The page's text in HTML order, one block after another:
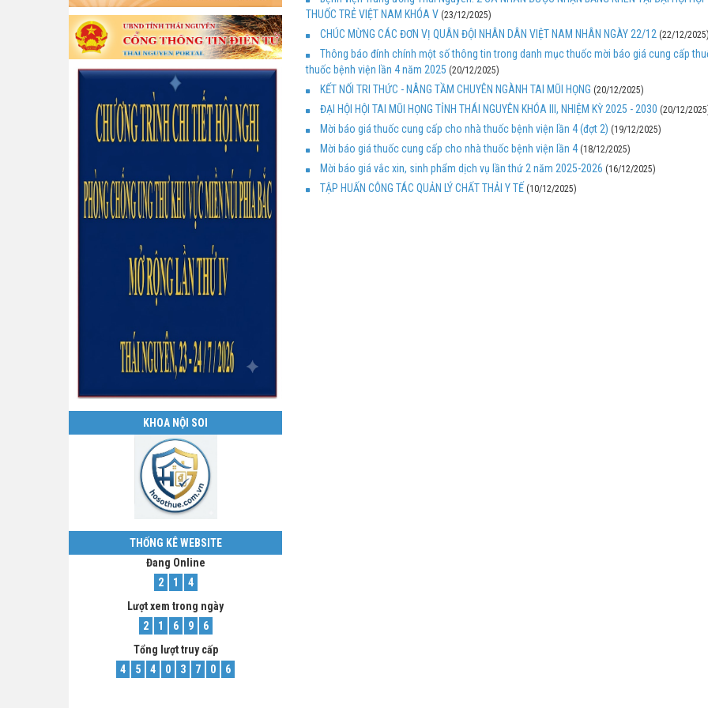
THUỐC TRẺ VIỆT NAM KHÓA V (23/12/2025)
CHÚC MỪNG CÁC ĐƠN VỊ QUÂN ĐỘI NHÂN DÂN VIỆT NAM NHÂN NGÀY 22/12 (22/12/2025)
Thông báo đính chính một số thông tin trong danh mục thuốc mời báo giá cung cấp
thuốc bệnh viện lần 4 năm 2025 (20/12/2025)
KẾT NỐI TRI THỨC - NÂNG TẦM CHUYÊN NGÀNH TAI MŨI HỌNG (20/12/2025)
ĐẠI HỘI HỘI TAI MŨI HỌNG TỈNH THÁI NGUYÊN KHÓA III, NHIỆM KỲ 2025 - 2030 (20/12/
Mời báo giá thuốc cung cấp cho nhà thuốc bệnh viện lần 4 (đợt 2) (19/12/2025)
Mời báo giá thuốc cung cấp cho nhà thuốc bệnh viện lần 4 (18/12/2025)
Mời báo giá vắc xin, sinh phẩm dịch vụ lần thứ 2 năm 2025-2026 (16/12/2025)
TẬP HUẤN CÔNG TÁC QUẢN LÝ CHẤT THẢI Y TẾ (10/12/2025)
KHOA NỘI SOI
THỐNG KÊ WEBSITE
Đang Online
2
1
4
Lượt xem trong ngày
2
1 6 9
6
Tổng lượt truy cấp
4
5 4 0 3 7 0 6